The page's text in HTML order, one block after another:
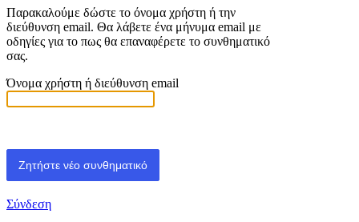
Παρακαλούμε δώστε το όνομα χρήστη ή την
διεύθυνση email. Θα λάβετε ένα μήνυμα email με
οδηγίες για το πως θα επαναφέρετε το συνθηματικό
σας.
Όνομα χρήστη ή διεύθυνση email
Σύνδεση